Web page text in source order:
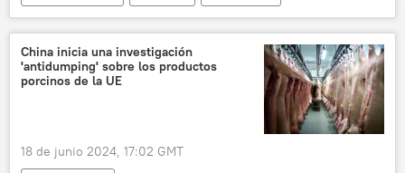
China inicia una investigación
'antidumping' sobre los productos
porcinos de la UE
18 de junio 2024, 17:02 GMT